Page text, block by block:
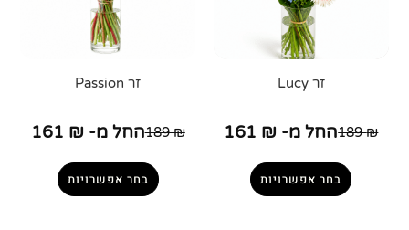
זר Lucy
189₪ החל מ- 161 ₪
בחר אפשרויות
זר Passion
189₪ החל מ- 161 ₪
בחר אפשרויות